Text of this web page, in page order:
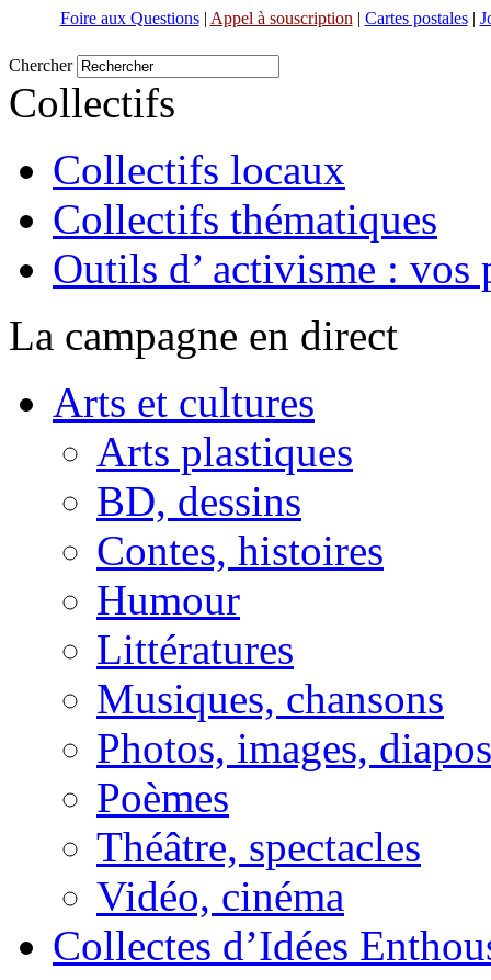
Foire aux Questions| Appel à souscription | Cartes postales|
Chercher
Collectifs
Collectifs locaux
Collectifs thématiques
Outils d’ activisme : vos
La campagne en direct
Arts et cultures
Arts plastiques
BD, dessins
Contes, histoires
Humour
Littératures
Musiques, chansons
Photos, images, diapos
Poèmes
Théâtre, spectacles
Vidéo, cinéma
Collectes d’Idées